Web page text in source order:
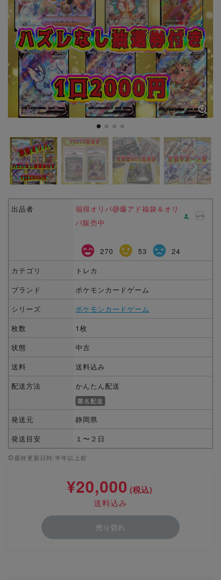
出品者
福得オリパ@爆アド福袋＆オリ
パ販売中
270 53
24
カテゴリ
トレカ
ブランド
ポケモンカードゲーム
シリーズ
ポケモンカードゲーム
枚数
1枚
状態
中古
送料
送料込み
配送方法
かんたん配送
匿名配送
発送元
静岡県
発送目安
１〜２日
最終更新日時:半年以上前
¥20,000 (税込)
送料込み
売り切れ